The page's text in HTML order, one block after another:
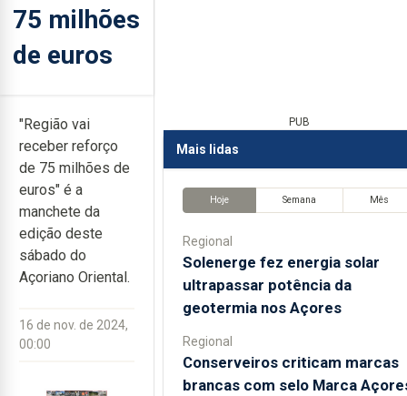
75 milhões
de euros
"Região vai
receber reforço
de 75 milhões de
euros" é a
manchete da
edição deste
sábado do
Açoriano Oriental.
16 de nov. de 2024,
00:00
PUB
Mais lidas
Hoje Semana Mês
Regional
Solenerge fez energia solar
ultrapassar potência da
geotermia nos Açores
Regional
Conserveiros criticam marcas
brancas com selo Marca